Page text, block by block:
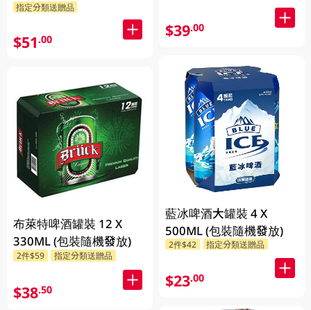
指定分類送贈品
$51.00
布萊特啤酒罐裝 12 X
330ML (包裝隨機發放)
2件$59 指定分類送贈品
$38.50
$39.00
藍冰啤酒大罐裝 4 X
500ML (包裝隨機發放)
2件$42 指定分類送贈品
$23.00